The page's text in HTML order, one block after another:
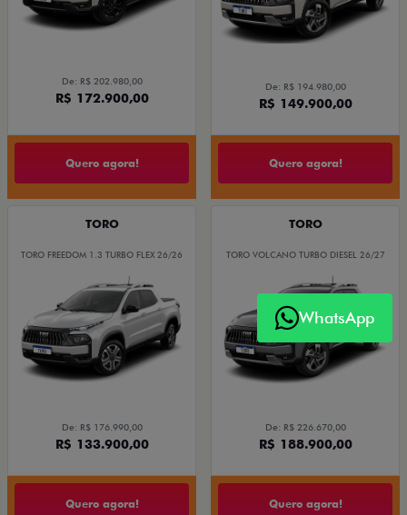
De: R$ 202.980,00
R$ 172.900,00
Quero agora!
De: R$ 194.980,00
R$ 149.900,00
Quero agora!
TORO
TORO FREEDOM 1.3 TURBO FLEX 26/26
De: R$ 176.990,00
R$ 133.900,00
Quero agora!
TORO
TORO VOLCANO TURBO DIESEL 26/27
De: R$ 226.670,00
R$ 188.900,00
Quero agora!
WhatsApp